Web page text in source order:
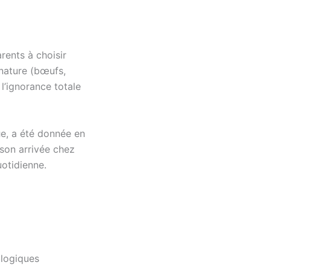
à choisir
(bœufs,
totale
a été donnée en
arrivée chez